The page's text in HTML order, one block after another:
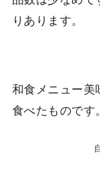
りあります。
和食メニュー美
食べたものです。